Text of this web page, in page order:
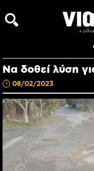
Να δοθεί λύση
08/02/2023